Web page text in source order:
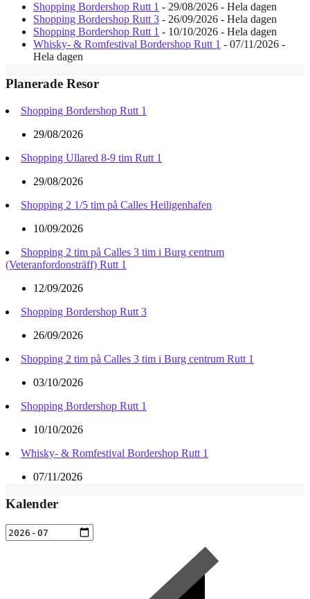
Shopping Bordershop Rutt 1 - 29/08/2026 - Hela dagen
Shopping Bordershop Rutt 3 - 26/09/2026 - Hela dagen
Shopping Bordershop Rutt 1 - 10/10/2026 - Hela dagen
Whisky- & Romfestival Bordershop Rutt 1 - 07/11/2026 -
Hela dagen
Planerade Resor
Shopping Bordershop Rutt 1
29/08/2026
Shopping Ullared 8-9 tim Rutt 1
29/08/2026
Shopping 2 1/5 tim på Calles Heiligenhafen
10/09/2026
Shopping 2 tim på Calles 3 tim i Burg centrum
(Veteranfordonsträff) Rutt 1
12/09/2026
Shopping Bordershop Rutt 3
26/09/2026
Shopping 2 tim på Calles 3 tim i Burg centrum Rutt 1
03/10/2026
Shopping Bordershop Rutt 1
10/10/2026
Whisky- & Romfestival Bordershop Rutt 1
07/11/2026
Kalender